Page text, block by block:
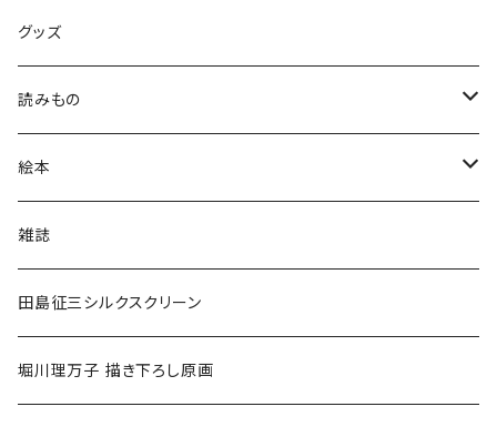
グッズ
読みもの
小学低学年〜
小学中学年〜
小学高学年〜
中高生〜
絵本
0〜2歳〜
3〜5歳〜
小学低学年〜
雑誌
田島征三シルクスクリーン
堀川理万子 描き下ろし原画